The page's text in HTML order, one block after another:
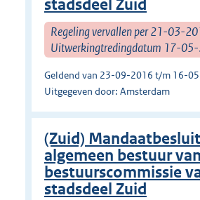
stadsdeel Zuid
Regeling vervallen per 21-03-
Uitwerkingtredingdatum 17-
Geldend van 23-09-2016 t/m 16-
Uitgegeven door: Amsterdam
(Zuid)
algemeen bestuur
bestuurscommissie
stadsdeel Zuid